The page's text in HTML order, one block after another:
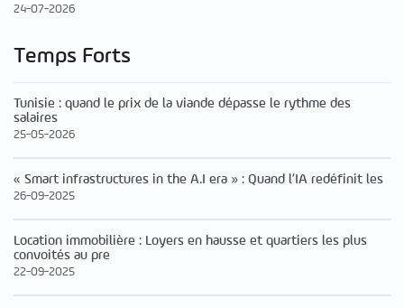
24-07-2026
Temps Forts
Tunisie : quand le prix de la viande dépasse le rythme des
salaires
25-05-2026
« Smart infrastructures in the A.I era » : Quand l’IA redéfinit les
26-09-2025
Location immobilière : Loyers en hausse et quartiers les plus
convoités au pre
22-09-2025